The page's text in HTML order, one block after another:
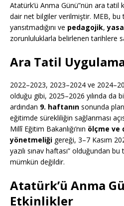
Atatürk’ü Anma Günü”nün ara tatil
dair net bilgiler verilmiştir. MEB, bu
yansıtmadığını ve pedagojik,
zorunluluklarla belirlenen tarihlere
Ara Tatil
2022–2023, 2023–2024 ve
olduğu gibi, 2025–2026 yılında da
ardından 9. haftanın sonunda
eğitimde sürekliliğin sağlanması
Millî Eğitim Bakanlığı’nın ölçme ve
yönetmeliği gereği, 3–7 Kasım
yazılı sınav haftası” olduğundan
mümkün değildir.
Atatürk’ü Anma
Etkinlikler